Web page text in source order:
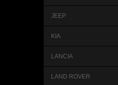
JEEP
KIA
LANCIA
LAND ROVER